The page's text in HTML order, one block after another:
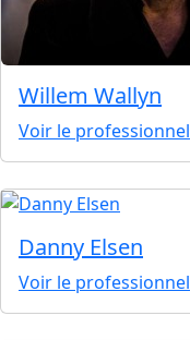
Willem Wallyn
Voir le professionnel
Danny Elsen
Voir le professionnel